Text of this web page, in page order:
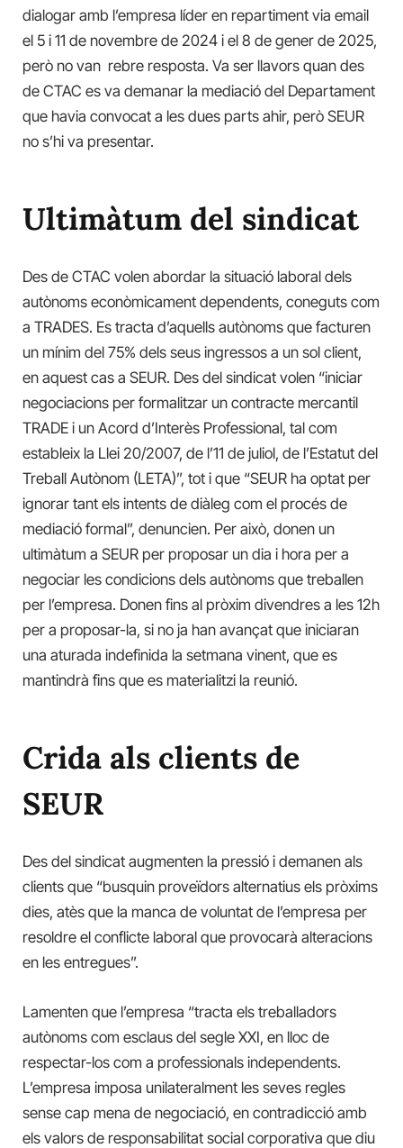
dialogar amb l’empresa líder en repartiment via email
el 5 i 11 de novembre de 2024 i el 8 de gener de 2025,
però no van rebre resposta. Va ser llavors quan des
de CTAC es va demanar la mediació del Departament
que havia convocat a les dues parts ahir, però SEUR
no s’hi va presentar.
Ultimàtum del sindicat
Des de CTAC volen abordar la situació laboral dels
autònoms econòmicament dependents, coneguts com
a TRADES. Es tracta d’aquells autònoms que facturen
un mínim del 75% dels seus ingressos a un sol client,
en aquest cas a SEUR. Des del sindicat volen “iniciar
negociacions per formalitzar un contracte mercantil
TRADE i un Acord d’Interès Professional, tal com
estableix la Llei 20/2007, de l’11 de juliol, de l’Estatut del
Treball Autònom (LETA)”, tot i que “SEUR ha optat per
ignorar tant els intents de diàleg com el procés de
mediació formal”, denuncien. Per això, donen un
ultimàtum a SEUR per proposar un dia i hora per a
negociar les condicions dels autònoms que treballen
per l’empresa. Donen fins al pròxim divendres a les 12h
per a proposar-la, si no ja han avançat que iniciaran
una aturada indefinida la setmana vinent, que es
mantindrà fins que es materialitzi la reunió.
Crida als clients de
SEUR
Des del sindicat augmenten la pressió i demanen als
clients que “busquin proveïdors alternatius els pròxims
dies, atès que la manca de voluntat de l’empresa per
resoldre el conflicte laboral que provocarà alteracions
en les entregues”.
Lamenten que l’empresa “tracta els treballadors
autònoms com esclaus del segle XXI, en lloc de
respectar-los com a professionals independents.
L’empresa imposa unilateralment les seves regles
sense cap mena de negociació, en contradicció amb
els valors de responsabilitat social corporativa que diu